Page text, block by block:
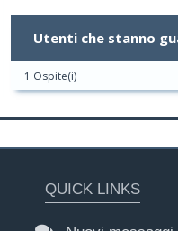
Utenti che stanno
1 Ospite(i)
QUICK LINKS